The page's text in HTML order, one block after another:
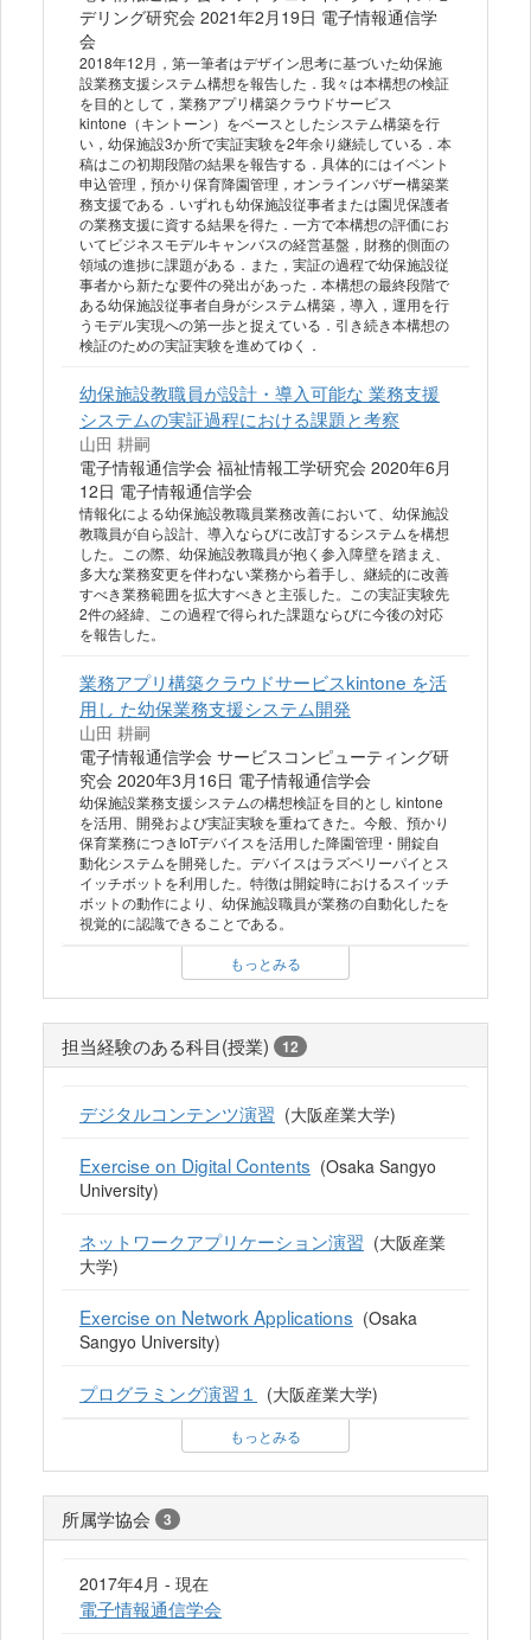
デリング研究会 2021年2月19日 電子情報通信学
会
2018年12月，第一筆者はデザイン思考に基づいた幼保施
設業務支援システム構想を報告した．我々は本構想の検証
を目的として，業務アプリ構築クラウドサービス
kintone（キントーン）をベースとしたシステム構築を行
い，幼保施設3か所で実証実験を2年余り継続している．本
稿はこの初期段階の結果を報告する．具体的にはイベント
申込管理，預かり保育降園管理，オンラインバザー構築業
務支援である．いずれも幼保施設従事者または園児保護者
の業務支援に資する結果を得た．一方で本構想の評価にお
いてビジネスモデルキャンバスの経営基盤，財務的側面の
領域の進捗に課題がある．また，実証の過程で幼保施設従
事者から新たな要件の発出があった．本構想の最終段階で
ある幼保施設従事者自身がシステム構築，導入，運用を行
うモデル実現への第一歩と捉えている．引き続き本構想の
検証のための実証実験を進めてゆく．
幼保施設教職員が設計・導入可能な 業務支援
システムの実証過程における課題と考察
山田 耕嗣
電子情報通信学会 福祉情報工学研究会 2020年6月
12日 電子情報通信学会
情報化による幼保施設教職員業務改善において、幼保施設
教職員が自ら設計、導入ならびに改訂するシステムを構想
した。この際、幼保施設教職員が抱く参入障壁を踏まえ、
多大な業務変更を伴わない業務から着手し、継続的に改善
すべき業務範囲を拡大すべきと主張した。この実証実験先
2件の経緯、この過程で得られた課題ならびに今後の対応
を報告した。
業務アプリ構築クラウドサービスkintone を活
用し た幼保業務支援システム開発
山田 耕嗣
電子情報通信学会 サービスコンピューティング研
究会 2020年3月16日 電子情報通信学会
幼保施設業務支援システムの構想検証を目的とし kintone
を活用、開発および実証実験を重ねてきた。今般、預かり
保育業務につきIoTデバイスを活用した降園管理・開錠自
動化システムを開発した。デバイスはラズベリーパイとス
イッチボットを利用した。特徴は開錠時におけるスイッチ
ボットの動作により、幼保施設職員が業務の自動化したを
視覚的に認識できることである。
もっとみる
担当経験のある科目(授業) 12
デジタルコンテンツ演習 (大阪産業大学)
Exercise on Digital Contents (Osaka Sangyo
University)
ネットワークアプリケーション演習 (大阪産業
大学)
Exercise on Network Applications (Osaka
Sangyo University)
プログラミング演習１ (大阪産業大学)
もっとみる
所属学協会 3
2017年4月 - 現在
電子情報通信学会